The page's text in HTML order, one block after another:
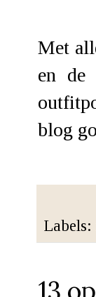
Met
en de
blog
Labels: